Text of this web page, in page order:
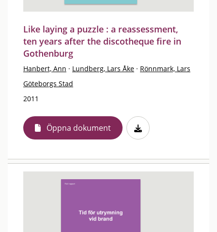
Like laying a puzzle : a reassessment,
ten years after the discotheque fire in
Gothenburg
Hanbert, Ann · Lundberg, Lars Åke · Rönnmark, Lars
Göteborgs Stad
2011
Öppna dokument